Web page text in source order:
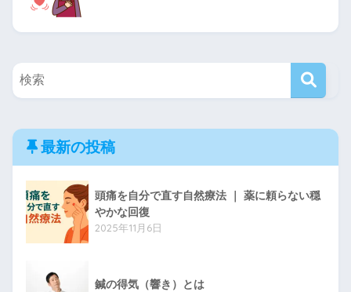
最新の投稿
頭痛を自分で直す自然療法 ｜ 薬に頼らない穏
やかな回復
2025年11月6日
鍼の得気（響き）とは